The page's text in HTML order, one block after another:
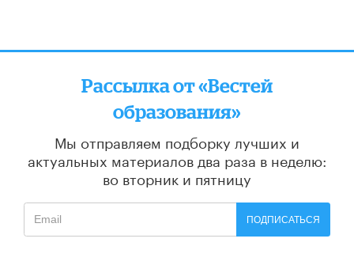
Рассылка от «Вестей
образования»
Мы отправляем подборку лучших и
актуальных материалов два раза в неделю:
во вторник и пятницу
ПОДПИСАТЬСЯ